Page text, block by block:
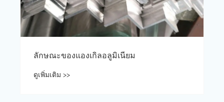
ลักษณะของแองเกิลอลูมิเนียม
ดูเพิ่มเติม >>